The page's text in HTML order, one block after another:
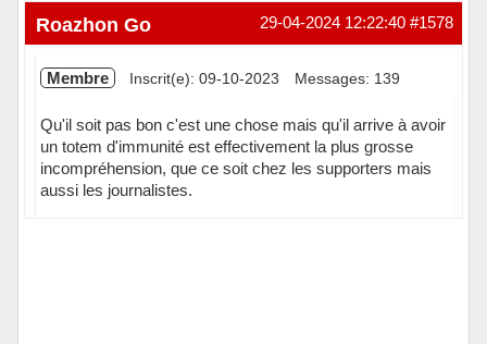
Hors ligne #1578
29-04-2024 12:22:40
Roazhon Go
Membre Inscrit(e): 09-10-2023 Messages: 139
Qu'il soit pas bon c'est une chose mais qu'il arrive à avoir
un totem d'immunité est effectivement la plus grosse
incompréhension, que ce soit chez les supporters mais
aussi les journalistes.